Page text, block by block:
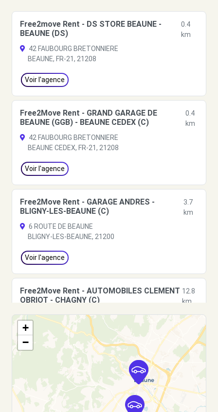
Free2move Rent - DS STORE BEAUNE -
BEAUNE (DS)
0.4
km
42 FAUBOURG BRETONNIERE
BEAUNE, FR-21, 21208
Voir l'agence
Free2Move Rent - GRAND GARAGE DE
BEAUNE (GGB) - BEAUNE CEDEX (C)
0.4
km
42 FAUBOURG BRETONNIERE
BEAUNE CEDEX, FR-21, 21208
Voir l'agence
Free2Move Rent - GARAGE ANDRES -
BLIGNY-LES-BEAUNE (C)
3.7
km
6 ROUTE DE BEAUNE
BLIGNY-LES-BEAUNE, 21200
Voir l'agence
Free2Move Rent - AUTOMOBILES CLEMENT
OBRIOT - CHAGNY (C)
12.8
km
ZONE INDUSTRIELLE LES CREUSOTTES
CHAGNY, 71150
+
−